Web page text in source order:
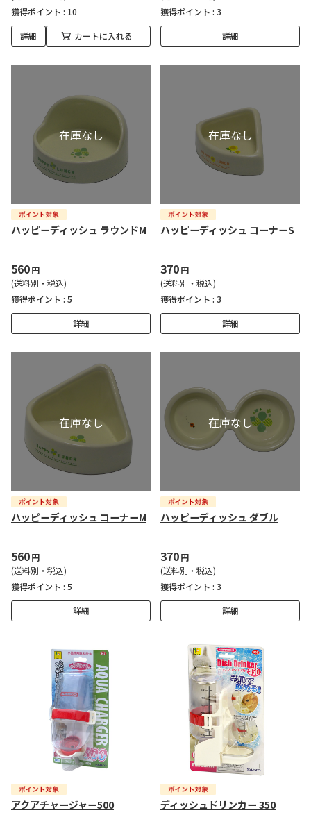
獲得ポイント : 10
詳細 カートに入れる
獲得ポイント : 3
詳細
ハッピーディッシュ ラウンドM
560円
(送料別・税込)
獲得ポイント : 5
詳細
ハッピーディッシュ コーナーS
370円
(送料別・税込)
獲得ポイント : 3
詳細
ハッピーディッシュ コーナーM
560円
(送料別・税込)
獲得ポイント : 5
詳細
ハッピーディッシュ ダブル
370円
(送料別・税込)
獲得ポイント : 3
詳細
アクアチャージャー500 ディッシュドリンカー 350